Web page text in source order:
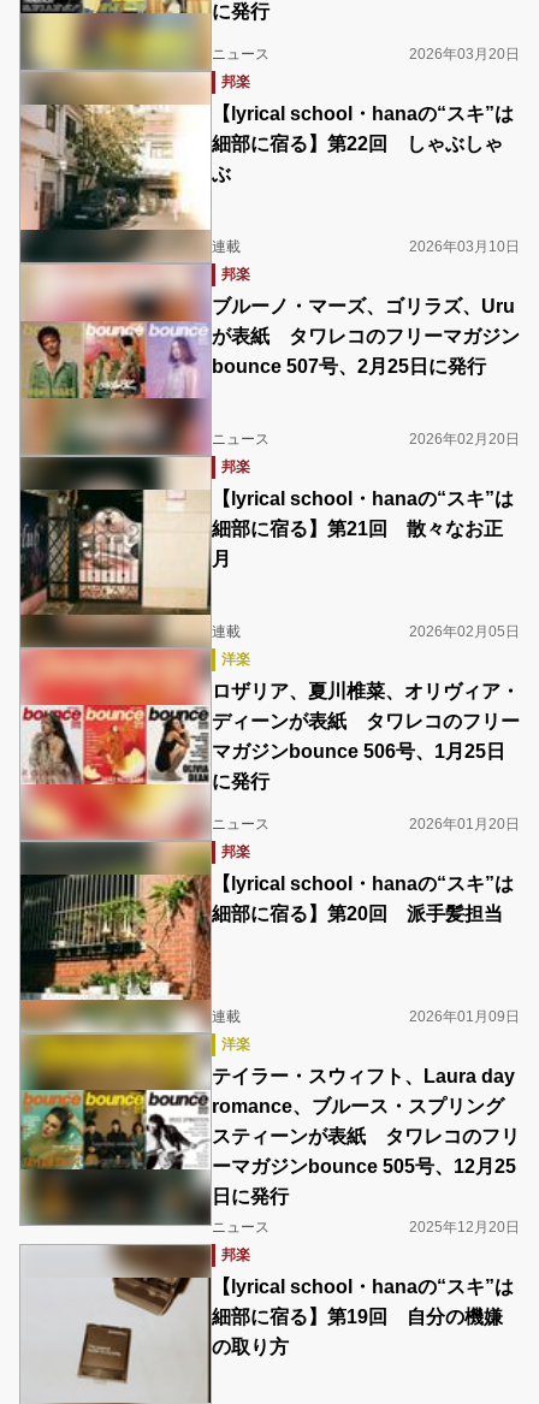
に発行
ニュース
2026年03月20日
邦楽
【lyrical school・hanaの“スキ”は
細部に宿る】第22回 しゃぶしゃ
ぶ
連載
2026年03月10日
邦楽
ブルーノ・マーズ、ゴリラズ、Uru
が表紙 タワレコのフリーマガジン
bounce 507号、2月25日に発行
ニュース
2026年02月20日
邦楽
【lyrical school・hanaの“スキ”は
細部に宿る】第21回 散々なお正
月
連載
2026年02月05日
洋楽
ロザリア、夏川椎菜、オリヴィア・
ディーンが表紙 タワレコのフリー
マガジンbounce 506号、1月25日
に発行
ニュース
2026年01月20日
邦楽
【lyrical school・hanaの“スキ”は
細部に宿る】第20回 派手髪担当
連載
2026年01月09日
洋楽
テイラー・スウィフト、Laura day
romance、ブルース・スプリング
スティーンが表紙 タワレコのフリ
ーマガジンbounce 505号、12月25
日に発行
ニュース
2025年12月20日
邦楽
【lyrical school・hanaの“スキ”は
細部に宿る】第19回 自分の機嫌
の取り方